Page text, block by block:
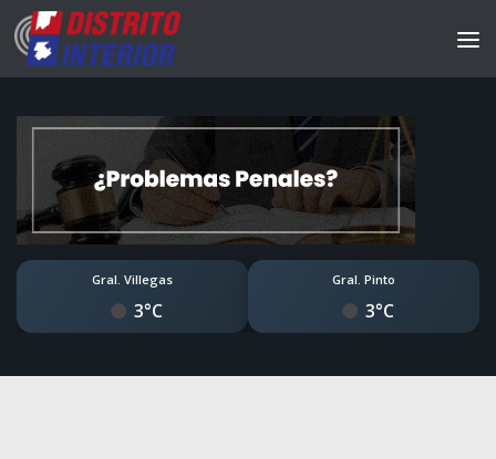
Gral. Villegas
3°C
Gral. Pinto
3°C